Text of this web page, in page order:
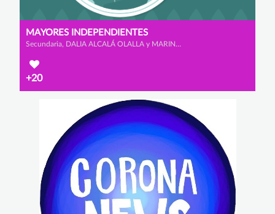
MAYORES INDEPENDIENTES
Secundaria, DALIA ALCALÁ OLALLA y MARINA ALONSO FERNÁNDEZ
+20